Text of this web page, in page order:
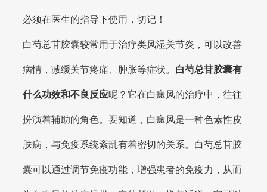
必须在医生的指导下使用，切记！
白芍总苷胶囊较常用于治疗类风湿关节炎，可以改善
病情，减缓关节疼痛、肿胀等症状。 白芍总苷胶囊有
什么功效和不良反应呢？它在白癜风的治疗中，往往
扮演着辅助的角色。要知道，白癜风是一种色素性皮
肤病，与免疫系统紊乱有着密切的关系。白芍总苷胶
囊可以通过调节免疫功能，增强患者的免疫力，从而